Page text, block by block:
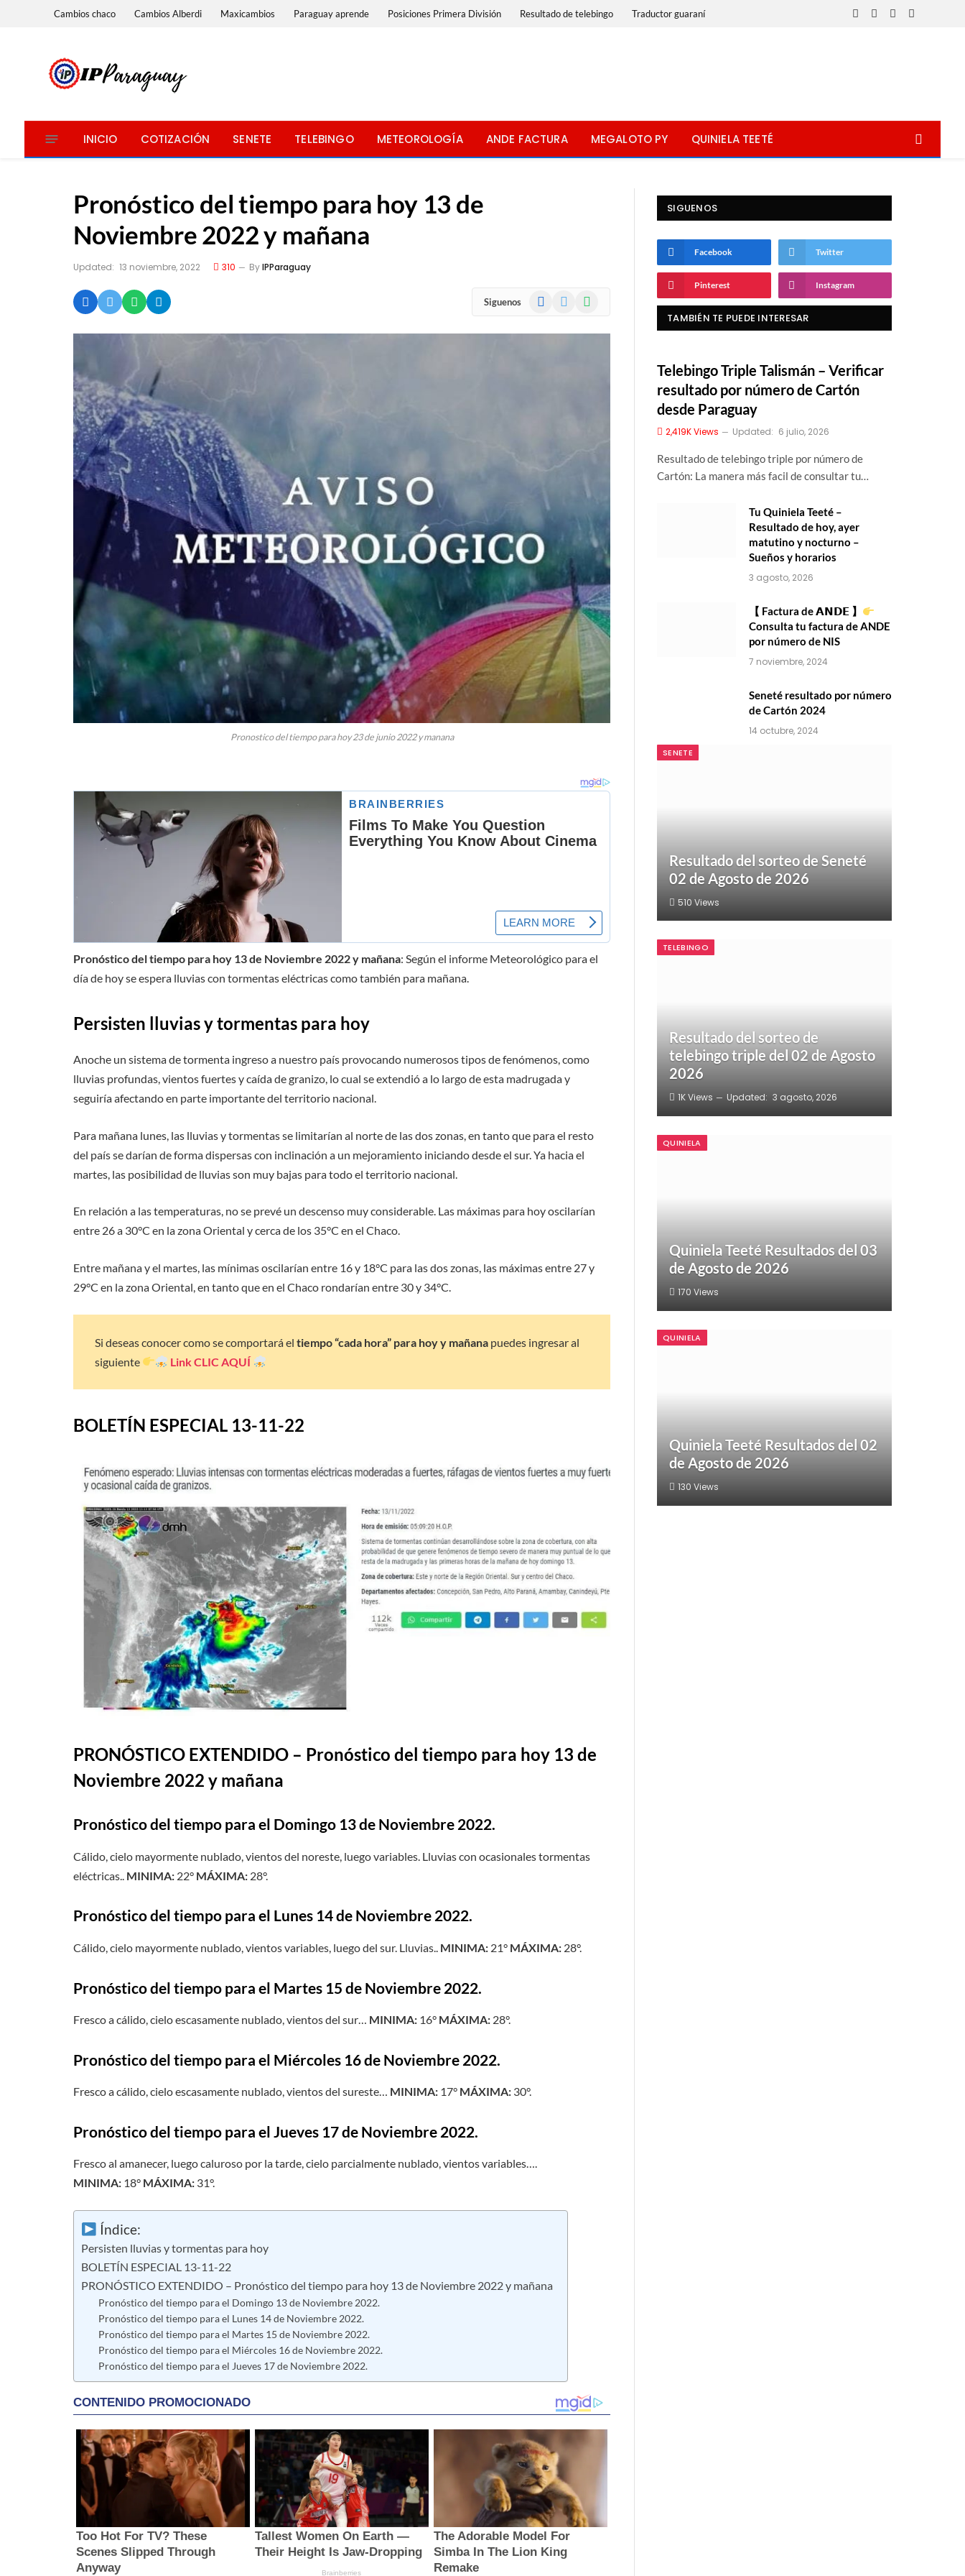
Cambios chaco Cambios Alberdi Maxicambios Paraguay aprende Posiciones Primera División Resultado de telebingo Traductor guaraní
Facebook
X
InstagramWhatsApp
INICIO COTIZACIÓN SENETE TELEBINGO METEOROLOGÍA ANDE FACTURA MEGALOTO PY QUINIELA TEETÉ
Pronóstico del tiempo para hoy 13 de
Noviembre 2022 y mañana
Updated: 13 noviembre, 2022 310 ByIPParaguay
Siguenos Facebook WhatsApp
Pronostico del tiempo para hoy 23 de junio 2022 y manana
Pronóstico del tiempo para hoy 13 de Noviembre 2022 y mañana: Según el informe Meteorológico para el
día de hoy se espera lluvias con tormentas eléctricas como también para mañana.
Persisten lluvias y tormentas para hoy
Anoche un sistema de tormenta ingreso a nuestro país provocando numerosos tipos de fenómenos, como
lluvias profundas, vientos fuertes y caída de granizo, lo cual se extendió a lo largo de esta madrugada y
seguiría afectando en parte importante del territorio nacional.
Para mañana lunes, las lluvias y tormentas se limitarían al norte de las dos zonas, en tanto que para el resto
del país se darían de forma dispersas con inclinación a un mejoramiento iniciando desde el sur. Ya hacia el
martes, las posibilidad de lluvias son muy bajas para todo el territorio nacional.
En relación a las temperaturas, no se prevé un descenso muy considerable. Las máximas para hoy oscilarían
entre 26 a 30°C en la zona Oriental y cerca de los 35°C en el Chaco.
Entre mañana y el martes, las mínimas oscilarían entre 16 y 18°C para las dos zonas, las máximas entre 27 y
29°C en la zona Oriental, en tanto que en el Chaco rondarían entre 30 y 34°C.
Si deseas conocer como se comportará el tiempo “cada hora” para hoy y mañana puedes ingresar al
siguiente
LinkCLIC AQUÍ
BOLETÍN ESPECIAL 13-11-22
PRONÓSTICO EXTENDIDO – Pronóstico del tiempo para hoy 13 de
Noviembre 2022 y mañana
Pronóstico del tiempo para el Domingo 13 de Noviembre 2022.
Cálido, cielo mayormente nublado, vientos del noreste, luego variables. Lluvias con ocasionales tormentas
eléctricas.. MINIMA: 22° MÁXIMA: 28°.
Pronóstico del tiempo para el Lunes 14 de Noviembre 2022.
Cálido, cielo mayormente nublado, vientos variables, luego del sur. Lluvias.. MINIMA: 21° MÁXIMA: 28°.
Pronóstico del tiempo para el Martes 15 de Noviembre 2022.
Fresco a cálido, cielo escasamente nublado, vientos del sur… MINIMA: 16° MÁXIMA: 28°.
Pronóstico del tiempo para el Miércoles 16 de Noviembre 2022.
Fresco a cálido, cielo escasamente nublado, vientos del sureste… MINIMA: 17° MÁXIMA: 30°.
Pronóstico del tiempo para el Jueves 17 de Noviembre 2022.
Fresco al amanecer, luego caluroso por la tarde, cielo parcialmente nublado, vientos variables….
MINIMA: 18° MÁXIMA: 31°.
Índice:
Persisten lluvias y tormentas para hoy
BOLETÍN ESPECIAL 13-11-22
PRONÓSTICO EXTENDIDO – Pronóstico del tiempo para hoy 13 de Noviembre 2022 y mañana
Pronóstico del tiempo para el Domingo 13 de Noviembre 2022.
Pronóstico del tiempo para el Lunes 14 de Noviembre 2022.
Pronóstico del tiempo para el Martes 15 de Noviembre 2022.
Pronóstico del tiempo para el Miércoles 16 de Noviembre 2022.
Pronóstico del tiempo para el Jueves 17 de Noviembre 2022.
SIGUENOS
Facebook Twitter
Pinterest Instagram
TAMBIÉN TE PUEDE INTERESAR
Telebingo Triple Talismán – Verificar
resultado por número de Cartón
desde Paraguay
2,419KViews Updated: 6 julio, 2026
Resultado de telebingo triple por número de
Cartón: La manera más facil de consultar tu…
Tu Quiniela Teeté –
Resultado de hoy, ayer
matutino y nocturno –
Sueños y horarios
3 agosto, 2026
【 Factura de 𝗔𝗡𝗗𝗘 】
Consulta tu factura de ANDE
por número de NIS
7 noviembre, 2024
Seneté resultado por número
de Cartón 2024
14 octubre, 2024
SENETE
Resultado del sorteo de Seneté
02 de Agosto de 2026
510 Views
TELEBINGO
Resultado del sorteo de
telebingo triple del 02 de Agosto
2026
1KViews Updated: 3 agosto, 2026
QUINIELA
Quiniela Teeté Resultados del 03
de Agosto de 2026
170 Views
QUINIELA
Quiniela Teeté Resultados del 02
de Agosto de 2026
130 Views